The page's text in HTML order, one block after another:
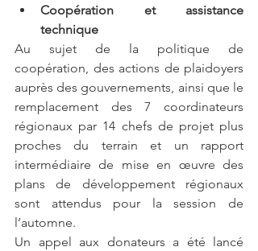
Coopération et assistance
technique
Au sujet de la politique de
coopération, des actions de plaidoyers
auprès des gouvernements, ainsi que le
remplacement des 7 coordinateurs
régionaux par 14 chefs de projet plus
proches du terrain et un rapport
intermédiaire de mise en œuvre des
plans de développement régionaux
sont attendus pour la session de
l’automne.
Un appel aux donateurs a été lancé